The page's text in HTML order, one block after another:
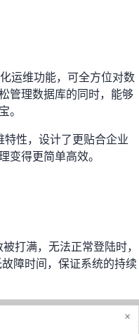
运维功能，可全方位对数
管理数据库的同时，能够
。
性，设计了更贴合企业
变得更简单高效。
打满，无法正常登陆时，
障时间，保证系统的持续